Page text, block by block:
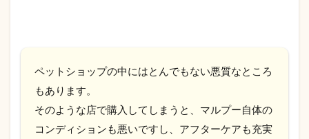
ペットショップの中にはとんでもない悪質なところ
もあります。
そのような店で購入してしまうと、マルプー自体の
コンディションも悪いですし、アフターケアも充実